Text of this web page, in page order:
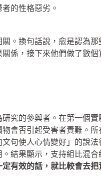
的性格惡劣。
。換句話說，愈是認為那
係，接下來他們做了數
究的參與者。在第一個
會否引起受害者責難。
句使人心情變好」的說法
結果顯示，支持組比混合
定有效的話，就比較會去把